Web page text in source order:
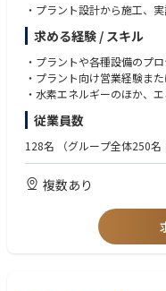
・プラント設計から施工、
内外関係者調整、進捗管理）
・官公庁、地方自治体への
・行政事業のプロポーザル
・民間プラントへの水素エ
リング
■社団法人 ふくい水素エネ
プラントエンジニアリング
高まる脱炭素社会への実現
しています。
を設立。同協議会は、地元
員・オブザーバーとして参
求める経験 / スキル
・プラントや各種設備のプ
・プラント向け営業経験ま
・水素エネルギーのほか、
従業員数
128名 （グループ全体250
複数あり